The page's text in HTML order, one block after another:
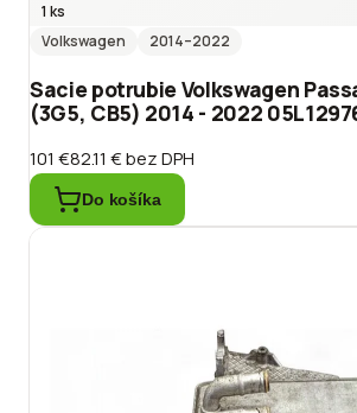
1 ks
Volkswagen
2014–2022
Sacie potrubie Volkswagen
(3G5, CB5) 2014 - 2022
101 €82.11 €bez DPH
Do košíka